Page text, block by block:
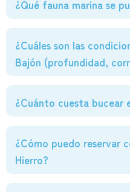
¿Qué fauna marina se
¿Cuáles son las
Bajón (profundidad,
¿Cuánto cuesta bucear
¿Cómo puedo reservar
Hierro?